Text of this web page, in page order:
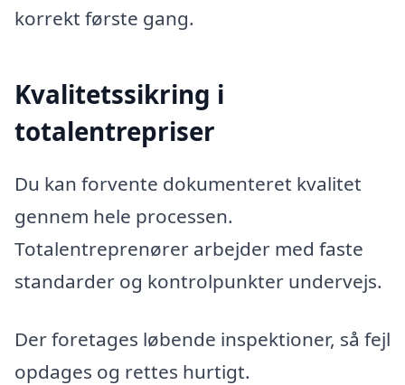
korrekt første gang.
Kvalitetssikring i
totalentrepriser
Du kan forvente dokumenteret kvalitet
gennem hele processen.
Totalentreprenører arbejder med faste
standarder og kontrolpunkter undervejs.
Der foretages løbende inspektioner, så fejl
opdages og rettes hurtigt.